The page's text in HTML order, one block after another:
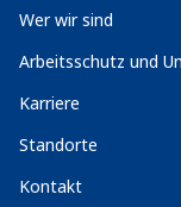
Wer wir sind
Arbeitsschutz und
Karriere
Standorte
Kontakt